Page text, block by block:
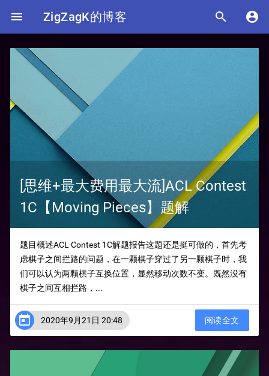
 ZigZagK的博客  
[思维+最大费用最大流]ACL Contest
1C【Moving Pieces】题解
题目概述ACL Contest 1C解题报告这题还是挺可做的，首先考
虑棋子之间拦路的问题，在一颗棋子穿过了另一颗棋子时，我
们可以认为两颗棋子互换位置，显然移动次数不变。既然没有
棋子之间互相拦路，...
 2020年9月21日 20:48 阅读全文